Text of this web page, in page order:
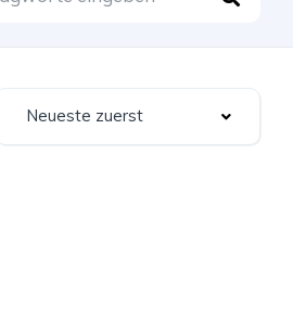
Neueste zuerst